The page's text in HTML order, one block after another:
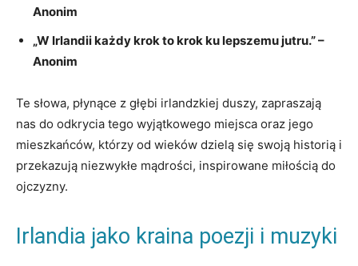
Anonim
„W Irlandii każdy krok to krok ku lepszemu jutru.” –
Anonim
Te słowa, płynące z głębi irlandzkiej duszy, zapraszają
nas do odkrycia tego wyjątkowego miejsca oraz jego
mieszkańców, którzy od wieków dzielą się swoją historią i
przekazują niezwykłe mądrości, inspirowane miłością do
ojczyzny.
Irlandia jako kraina poezji i muzyki